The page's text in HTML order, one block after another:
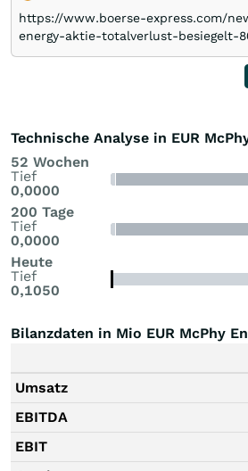
https://www.boerse-express.com/
energy-aktie-totalverlust-besiegelt-
Technische Analyse in EUR
52 Wochen
Tief
0,0000
200 Tage
Tief
0,0000
Heute
Tief
0,1050
Bilanzdaten in Mio EUR McPhy
Umsatz
EBITDA
EBIT